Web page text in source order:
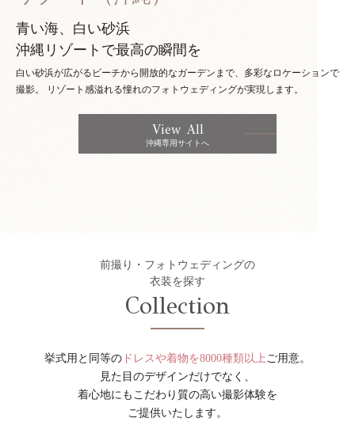
青い海、白い砂浜
沖縄リゾートで最高の瞬間を
白い砂浜が広がるビーチから開放的なガーデンまで、多彩なロケーションで
撮影。
リゾート感溢れる憧れのフォトウェディングが実現します。
View All
沖縄専用サイトへ
前撮り・フォトウェディングの
衣装を探す
Collection
挙式用と同等の ドレスや着物を8000種類以上 ご用意。
見た目のデザインだけでなく、
着心地にもこだわり質の高い撮影体験を
ご提供いたします。